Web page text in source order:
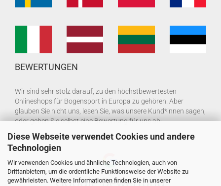
Diese Webseite verwendet Cookies und andere
Technologien
Wir verwenden Cookies und ähnliche Technologien, auch von
Drittanbietern, um die ordentliche Funktionsweise der Website zu
gewährleisten. Weitere Informationen finden Sie in unserer
BEWERTUNGEN
Wir sind sehr stolz darauf, zu den höchstbewertesten
Onlineshops für Bogensport in Europa zu gehören. Aber
glauben Sie nicht uns, lesen Sie, was unsere Kund*innen sagen,
oder geben Sie selbst eine Bewertung für uns ab: